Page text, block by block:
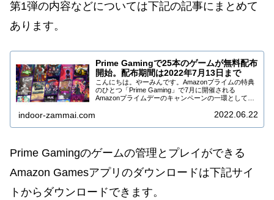
第1弾の内容などについては下記の記事にまとめて
あります。
Prime Gamingで25本のゲームが無料配布
開始。配布期間は2022年7月13日まで
こんにちは。やーみんです。Amazonプライムの特典
のひとつ「Prime Gaming」で7月に開催される
Amazonプライムデーのキャンペーンの一環として、
indoor-zammai.com 2022.06.22
Prime Gamingのゲームの管理とプレイができる
Amazon Gamesアプリのダウンロードは下記サイ
トからダウンロードできます。